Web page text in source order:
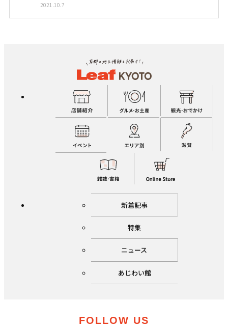
2021.10.7
新着記事
特集
ニュース
あじわい館
FOLLOW US